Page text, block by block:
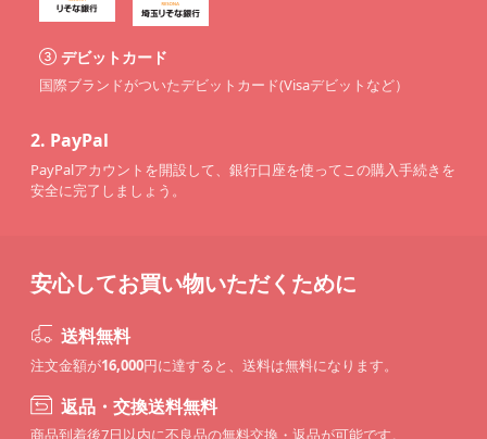
デビットカード
国際ブランドがついたデビットカード(Visaデビットなど）
2. PayPal
PayPalアカウントを開設して、銀行口座を使ってこの購入手続きを
安全に完了しましょう。
安心してお買い物いただくために
送料無料
注文金額が16,000円に達すると、送料は無料になります。
返品・交換送料無料
商品到着後7日以内に不良品の無料交換・返品が可能です。